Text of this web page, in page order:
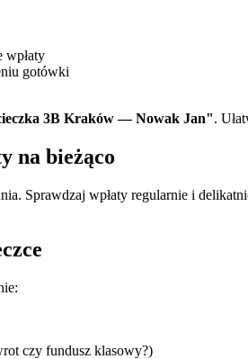
wpłaty
gotówki
3B Kraków — Nowak Jan".
na bieżąco
Sprawdzaj wpłaty regularnie i
czy fundusz klasowy?)